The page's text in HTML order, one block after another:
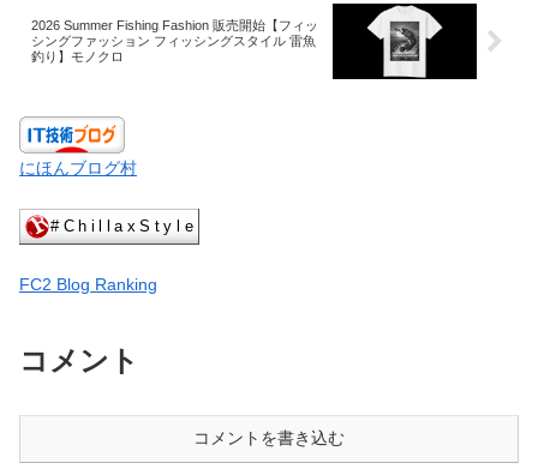
2026 Summer Fishing Fashion 販売開始【フィッ
シングファッション フィッシングスタイル 雷魚
釣り】モノクロ
にほんブログ村
FC2 Blog Ranking
コメント
コメントを書き込む